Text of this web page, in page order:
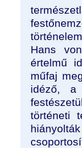
Hans
értelmű
műfaj
idéző, a
történeti